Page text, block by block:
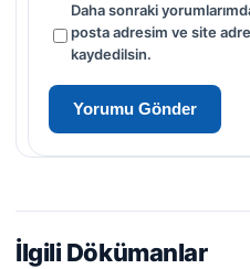
Daha sonraki
posta adresim ve site
kaydedilsin.
İlgili Dökümanlar